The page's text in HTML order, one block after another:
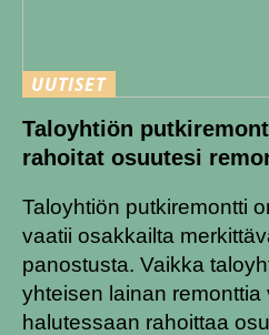
UUTISET
Taloyhtiön
rahoitat osuutesi
Taloyhtiön putkiremontti
vaatii osakkailta
panostusta. Vaikka
yhteisen lainan
halutessaan rahoittaa